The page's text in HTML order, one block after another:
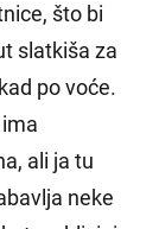
što bi
slatkiša za
po voće.
ali ja tu
neke